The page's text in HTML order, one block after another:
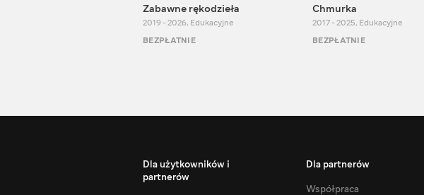
Zabawne rękodzieła
2019 - 2026, Edukacyjne
BEZPŁATNIE
Chmurka
2017 - 2025, Edukacyjne
BEZPŁATNIE
Dla użytkowników i
partnerów
Dla partnerów
Współpraca